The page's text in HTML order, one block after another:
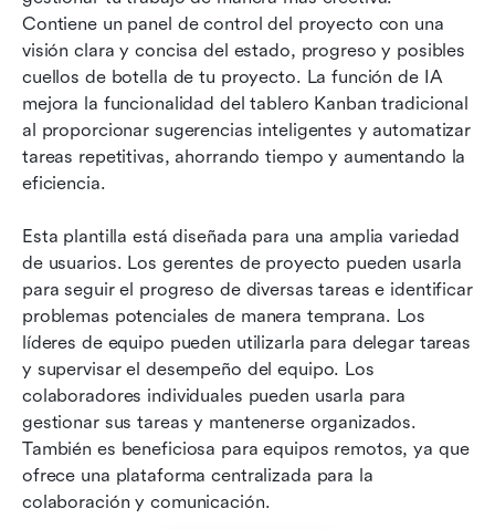
Contiene un panel de control del proyecto con una
visión clara y concisa del estado, progreso y posibles
cuellos de botella de tu proyecto. La función de IA
mejora la funcionalidad del tablero Kanban tradicional
al proporcionar sugerencias inteligentes y automatizar
tareas repetitivas, ahorrando tiempo y aumentando la
eficiencia.
Esta plantilla está diseñada para una amplia variedad
de usuarios. Los gerentes de proyecto pueden usarla
para seguir el progreso de diversas tareas e identificar
problemas potenciales de manera temprana. Los
líderes de equipo pueden utilizarla para delegar tareas
y supervisar el desempeño del equipo. Los
colaboradores individuales pueden usarla para
gestionar sus tareas y mantenerse organizados.
También es beneficiosa para equipos remotos, ya que
ofrece una plataforma centralizada para la
colaboración y comunicación.